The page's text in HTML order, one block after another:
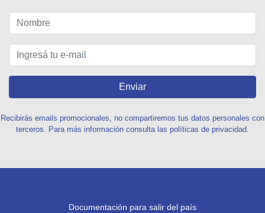
Enviar
Recibirás emails promocionales, no compartiremos tus datos personales con
terceros. Para más información consulta las políticas de privacidad.
Documentación para salir del país